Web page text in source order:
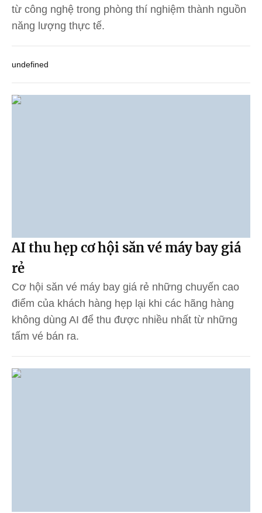
từ công nghệ trong phòng thí nghiệm thành nguồn
năng lượng thực tế.
undefined
AI thu hẹp cơ hội săn vé máy bay giá
rẻ
Cơ hội săn vé máy bay giá rẻ những chuyến cao
điểm của khách hàng hẹp lại khi các hãng hàng
không dùng AI để thu được nhiều nhất từ những
tấm vé bán ra.